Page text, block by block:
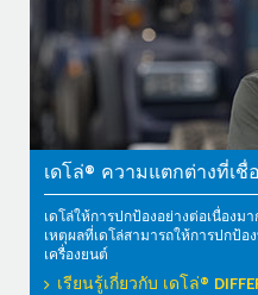
เดโล่® ความแตกต่างที่เชื่
เดโล่ให้การปกป้องอย่างต่อเนื่องม
เหตุผลที่เดโล่สามารถให้การปกป้
เครื่องยนต์
เรียนรู้เกี่ยวกับ เดโล่®